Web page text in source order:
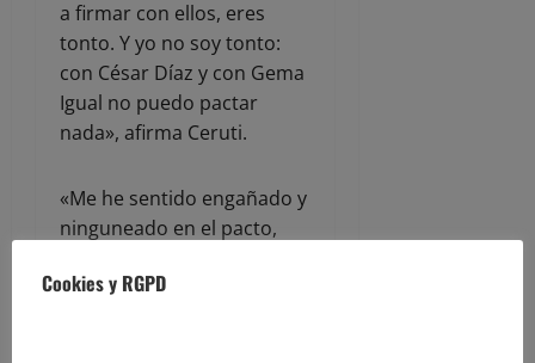
a firmar con ellos, eres
tonto. Y yo no soy tonto:
con César Díaz y con Gema
Igual no puedo pactar
nada», afirma Ceruti.
«Me he sentido engañado y
ninguneado en el pacto,
se quieren apropiar de
Cookies y RGPD